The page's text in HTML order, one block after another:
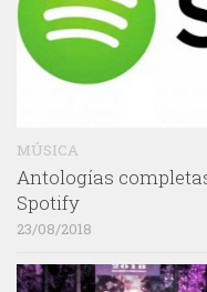
MÚSICA
Antologías
Spotify
23/08/2018